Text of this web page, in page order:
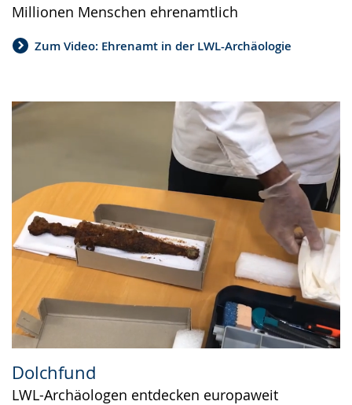
Millionen Menschen ehrenamtlich
Zum Video: Ehrenamt in der LWL-Archäologie
Dolchfund
LWL-Archäologen entdecken europaweit